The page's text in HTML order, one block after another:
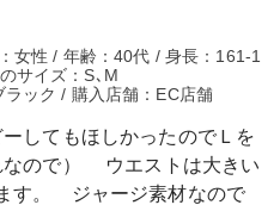
女性 / 年齢：40代 / 身長：161-1
サイズ：S､М
ック / 購入店舗：EC店舗
してもほしかったのでＬを
なので） ウエストは大きい
す。 ジャージ素材なので